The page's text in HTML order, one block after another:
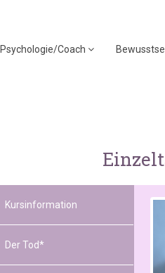
Psychologie/Coach
Kursinformation
Der Tod*